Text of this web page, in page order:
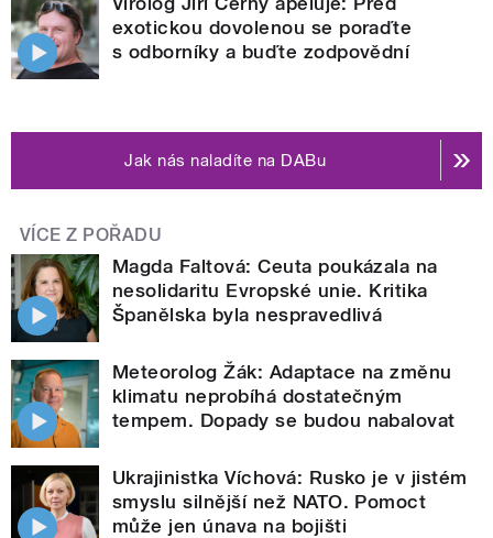
exotickou dovolenou se poraďte
s odborníky a buďte zodpovědní
Jak nás naladíte na DABu
VÍCE Z POŘADU
Magda Faltová: Ceuta poukázala na
nesolidaritu Evropské unie. Kritika
Španělska byla nespravedlivá
Meteorolog Žák: Adaptace na změnu
klimatu neprobíhá dostatečným
tempem. Dopady se budou nabalovat
Ukrajinistka Víchová: Rusko je v jistém
smyslu silnější než NATO. Pomoct
může jen únava na bojišti